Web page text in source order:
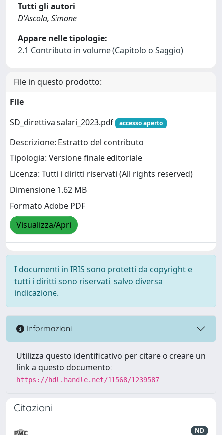
Tutti gli autori
D'Ascola, Simone
Appare nelle tipologie:
2.1 Contributo in volume (Capitolo o Saggio)
File in questo prodotto:
File
SD_direttiva salari_2023.pdf
accesso aperto
Descrizione: Estratto del contributo
Tipologia: Versione finale editoriale
Licenza: Tutti i diritti riservati (All rights reserved)
Dimensione 1.62 MB
Formato Adobe PDF
Visualizza/Apri
I documenti in IRIS sono protetti da copyright e
tutti i diritti sono riservati, salvo diversa
indicazione.
Informazioni
Utilizza questo identificativo per citare o creare un
link a questo documento:
https://hdl.handle.net/11568/1239587
Citazioni
ND